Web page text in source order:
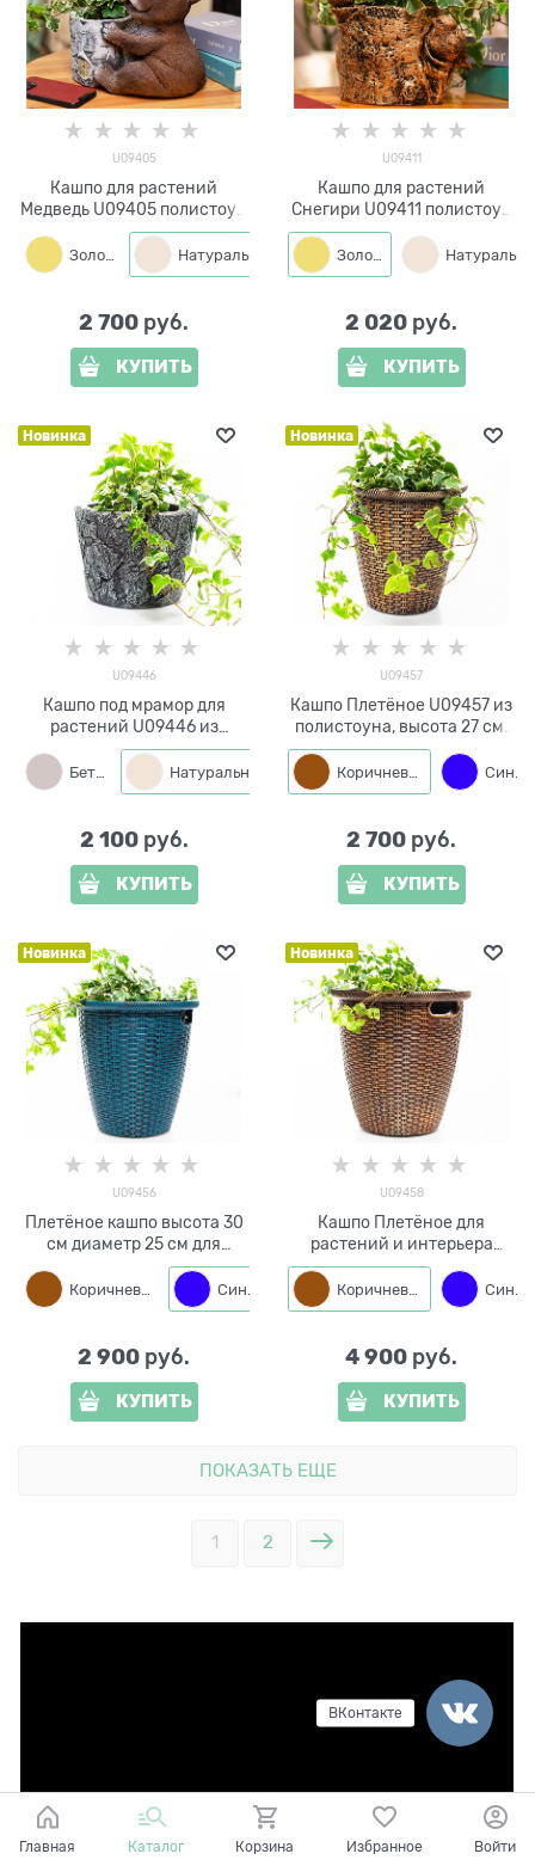
U09405
Кашпо для растений
Медведь U09405 полистоун
высота 22 см
2 700 руб.
КУПИТЬ
U09411
Кашпо для растений
Снегири U09411 полистоун
высота 21 см
2 020 руб.
КУПИТЬ
Новинка
U09446
Кашпо под мрамор для
растений U09446 из
полистоуна, высота 19 см,
диаметр 15 см
2 100 руб.
КУПИТЬ
Новинка
U09457
Кашпо Плетёное U09457 из
полистоуна, высота 27 см,
диаметр 20 см
2 700 руб.
КУПИТЬ
Новинка
U09456
Плетёное кашпо высота 30
см диаметр 25 см для
комнатных растений и сада
U09456 полистоун
2 900 руб.
КУПИТЬ
Новинка
U09458
Кашпо Плетёное для
растений и интерьера
U09458 полистоун высота
38 см диаметр 30 см
4 900 руб.
КУПИТЬ
ПОКАЗАТЬ ЕЩЕ
1 2
Главная Каталог Корзина Избранное Войти
ВКонтакте